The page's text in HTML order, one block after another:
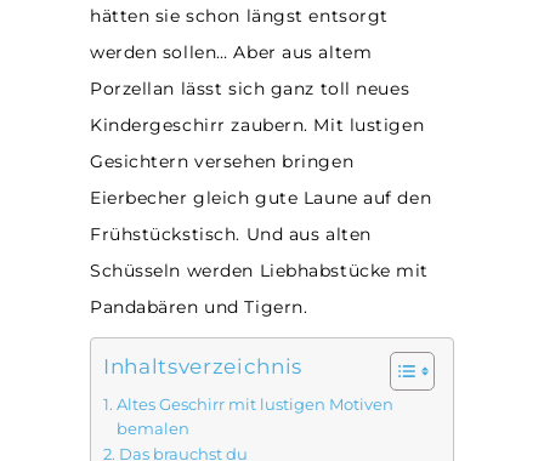
hätten sie schon längst entsorgt
werden sollen… Aber aus altem
Porzellan lässt sich ganz toll neues
Kindergeschirr zaubern. Mit lustigen
Gesichtern versehen bringen
Eierbecher gleich gute Laune auf den
Frühstückstisch. Und aus alten
Schüsseln werden Liebhabstücke mit
Pandabären und Tigern.
Inhaltsverzeichnis
Altes Geschirr mit lustigen Motiven
bemalen
Das brauchst du